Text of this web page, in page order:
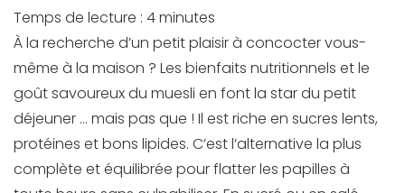
Temps de lecture : 4minutes
À la recherche d’un petit plaisir à concocter vous-
même à la maison ? Les bienfaits nutritionnels et le
goût savoureux du muesli en font la star du petit
déjeuner … mais pas que ! Il est riche en sucres lents,
protéines et bons lipides. C’est l’alternative la plus
complète et équilibrée pour flatter les papilles à